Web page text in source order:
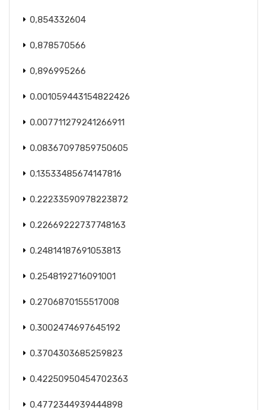
0,854332604
0,878570566
0,896995266
0.001059443154822426
0.007711279241266911
0.08367097859750605
0.13533485674147816
0.22233590978223872
0.22669222737748163
0.24814187691053813
0.2548192716091001
0.2706870155517008
0.3002474697645192
0.3704303685259823
0.42250950454702363
0.4772344939444898